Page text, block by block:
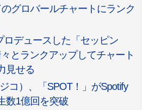
グロバールチャートにランク
ロデュースした「セッピン
とランクアップしてチャート
見せる
コ）、「SPOT！」がSpotify
数1億回を突破